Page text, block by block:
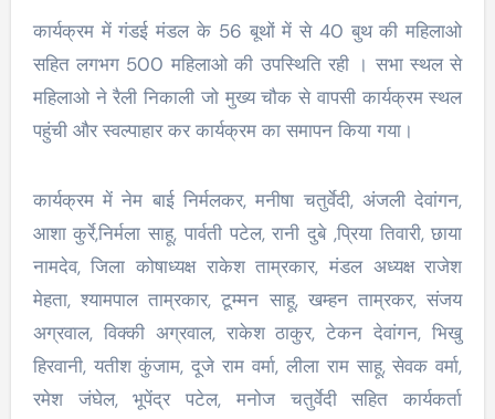
कार्यक्रम में गंडई मंडल के 56 बूथों में से 40 बुथ की महिलाओ
सहित लगभग 500 महिलाओ की उपस्थिति रही । सभा स्थल से
महिलाओ ने रैली निकाली जो मुख्य चौक से वापसी कार्यक्रम स्थल
पहुंची और स्वल्पाहार कर कार्यक्रम का समापन किया गया।
कार्यक्रम में नेम बाई निर्मलकर, मनीषा चतुर्वेदी, अंजली देवांगन,
आशा कुर्रे,निर्मला साहू, पार्वती पटेल, रानी दुबे ,प्रिया तिवारी, छाया
नामदेव, जिला कोषाध्यक्ष राकेश ताम्रकार, मंडल अध्यक्ष राजेश
मेहता, श्यामपाल ताम्रकार, टूम्मन साहू, खम्हन ताम्रकर, संजय
अग्रवाल, विक्की अग्रवाल, राकेश ठाकुर, टेकन देवांगन, भिखु
हिरवानी, यतीश कुंजाम, दूजे राम वर्मा, लीला राम साहू, सेवक वर्मा,
रमेश जंघेल, भूपेंद्र पटेल, मनोज चतुर्वेदी सहित कार्यकर्ता